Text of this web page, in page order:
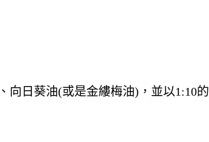
向日葵油(或是金縷梅油) ，並以1:10的